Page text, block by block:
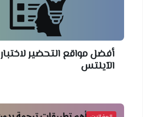
أفضل مواقع التحضير لاختبار
الآيلتس